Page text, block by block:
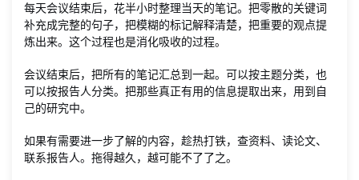
每天会议结束后，花半小时整理当天的笔记。把零散的关键词
补充成完整的句子，把模糊的标记解释清楚，把重要的观点提
炼出来。这个过程也是消化吸收的过程。
会议结束后，把所有的笔记汇总到一起。可以按主题分类，也
可以按报告人分类。把那些真正有用的信息提取出来，用到自
己的研究中。
如果有需要进一步了解的内容，趁热打铁，查资料、读论文、
联系报告人。拖得越久，越可能不了了之。